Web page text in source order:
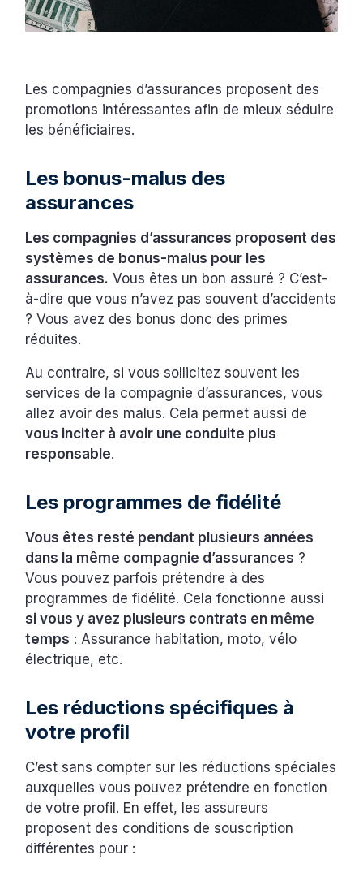
Les compagnies d’assurances proposent des
promotions intéressantes afin de mieux séduire
les bénéficiaires.
Les bonus-malus des
assurances
Les compagnies d’assurances proposent des
systèmes de bonus-malus pour les
assurances. Vous êtes un bon assuré ? C’est-
à-dire que vous n’avez pas souvent d’accidents
? Vous avez des bonus donc des primes
réduites.
Au contraire, si vous sollicitez souvent les
services de la compagnie d’assurances, vous
allez avoir des malus. Cela permet aussi de
vous inciter à avoir une conduite plus
responsable.
Les programmes de fidélité
Vous êtes resté pendant plusieurs années
dans la même compagnie d’assurances ?
Vous pouvez parfois prétendre à des
programmes de fidélité. Cela fonctionne aussi
si vous y avez plusieurs contrats en même
temps : Assurance habitation, moto, vélo
électrique, etc.
Les réductions spécifiques à
votre profil
C’est sans compter sur les réductions spéciales
auxquelles vous pouvez prétendre en fonction
de votre profil. En effet, les assureurs
proposent des conditions de souscription
différentes pour :